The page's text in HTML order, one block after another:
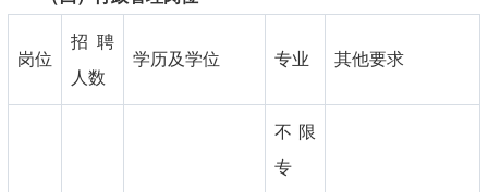
岗位
招聘
人数
学历及学位 专业 其他要求
不限
专